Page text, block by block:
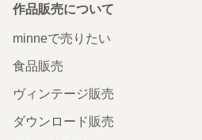
作品販売について
minneで売りたい
食品販売
ヴィンテージ販売
ダウンロード販売